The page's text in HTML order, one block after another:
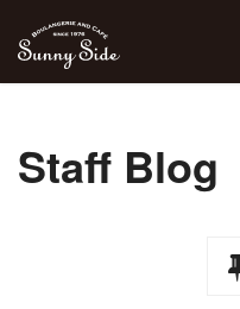
Staff Blog